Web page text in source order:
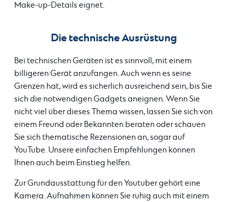
Make-up-Details eignet.
Die technische Ausrüstung
Bei technischen Geräten ist es sinnvoll, mit einem
billigeren Gerät anzufangen. Auch wenn es seine
Grenzen hat, wird es sicherlich ausreichend sein, bis Sie
sich die notwendigen Gadgets aneignen. Wenn Sie
nicht viel über dieses Thema wissen, lassen Sie sich von
einem Freund oder Bekannten beraten oder schauen
Sie sich thematische Rezensionen an, sogar auf
YouTube. Unsere einfachen Empfehlungen können
Ihnen auch beim Einstieg helfen.
Zur Grundausstattung für den Youtuber gehört eine
Kamera. Aufnahmen können Sie ruhig auch mit einem